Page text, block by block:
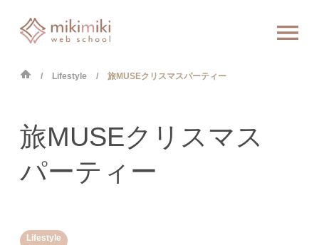
Lifestyle 旅MUSEクリスマスパーティー
Lifestyle
旅MUSEクリスマス
パーティー